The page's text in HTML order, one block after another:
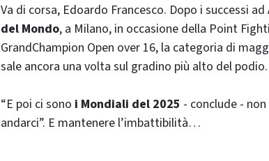
Va di corsa, Edoardo Francesco. Dopo i successi ad
del Mondo, a Milano, in occasione della Point
GrandChampion Open over 16, la categoria di
sale ancora una volta sul gradino più alto del podio.
“E poi ci sono i Mondiali del 2025 - conclude -
andarci”. E mantenere l’imbattibilità…